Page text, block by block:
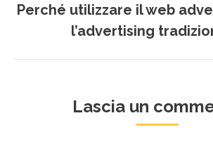
Next
post:
Perché utilizzare il web
l’advertising
Lascia un